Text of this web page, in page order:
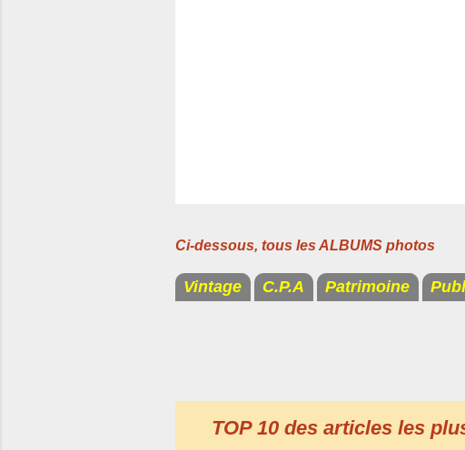
Ci-dessous, tous les ALBUMS photos
Vintage C.P.A Patrimoine
TOP 10 des articles les